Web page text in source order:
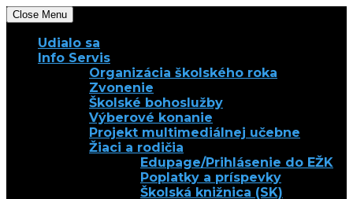
Close Menu
Udialo sa
Info Servis
Organizácia školského roka
Zvonenie
Školské bohoslužby
Výberové konanie
Projekt multimediálnej učebne
Žiaci a rodičia
Edupage/Prihlásenie do EŽK
Poplatky a príspevky
Školská knižnica (SK)